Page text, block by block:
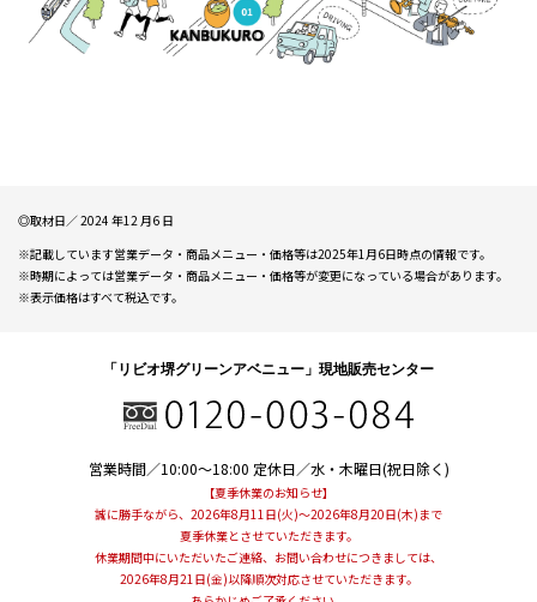
◎取材日／ 2024 年12 月6 日
※記載しています営業データ・商品メニュー・価格等は2025年1月6日時点の情報です。
※時期によっては営業データ・商品メニュー・価格等が変更になっている場合があります。
※表示価格はすべて税込です。
「リビオ堺グリーンアベニュー」現地販売センター
営業時間／10:00～18:00 定休日／水・木曜日(祝日除く)
【夏季休業のお知らせ】
誠に勝手ながら、2026年8月11日(火)～2026年8月20日(木)まで
夏季休業とさせていただきます。
休業期間中にいただいたご連絡、お問い合わせにつきましては、
2026年8月21日(金)以降順次対応させていただきます。